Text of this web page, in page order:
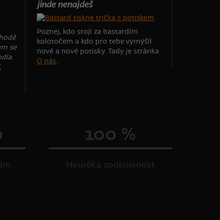
se
jinde nenajdeš
Poznej, kdo stojí za bastardím
kolotočem a kdo pro tebe vymýšlí
nové a nové potisky. Tady je stránka
O nás.
100 %
Heuréka spokojenost